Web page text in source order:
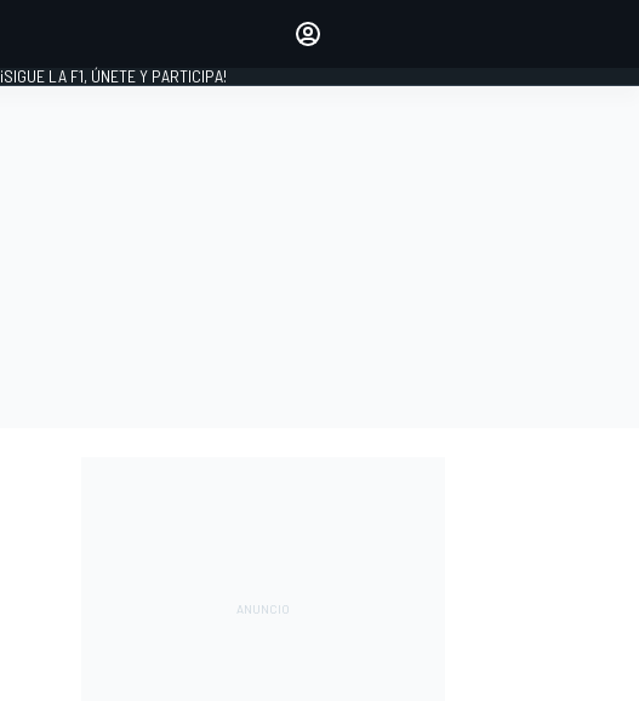
¡SIGUE LA F1, ÚNETE Y PARTICIPA!